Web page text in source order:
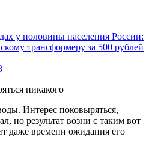
у половины населения России:
трансформеру за 500 рублей
никакого
Интерес поковыряться,
но результат возни с таким вот
даже времени ожидания его